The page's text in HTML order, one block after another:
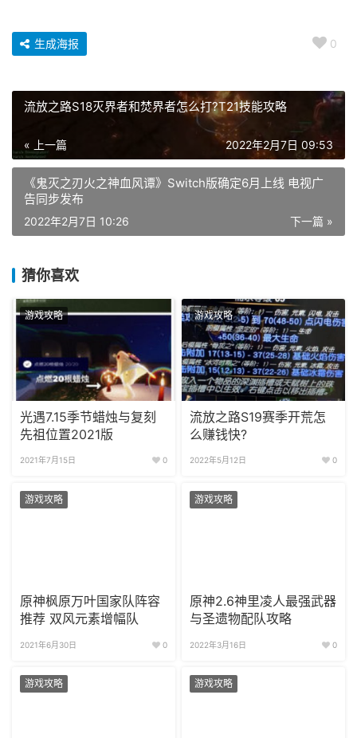
0
生成海报
流放之路S18灭界者和焚界者怎么打?T21技能攻略
« 上一篇 2022年2月7日 09:53
《鬼灭之刃火之神血风谭》Switch版确定6月上线 电视广
告同步发布
下一篇 »
2022年2月7日 10:26
猜你喜欢
游戏攻略
光遇7.15季节蜡烛与复刻
先祖位置2021版
2021年7月15日 0
游戏攻略
流放之路S19赛季开荒怎
么赚钱快?
2022年5月12日 0
游戏攻略
原神枫原万叶国家队阵容
推荐 双风元素增幅队
2021年6月30日 0
游戏攻略
原神2.6神里凌人最强武器
与圣遗物配队攻略
2022年3月16日 0
游戏攻略 游戏攻略